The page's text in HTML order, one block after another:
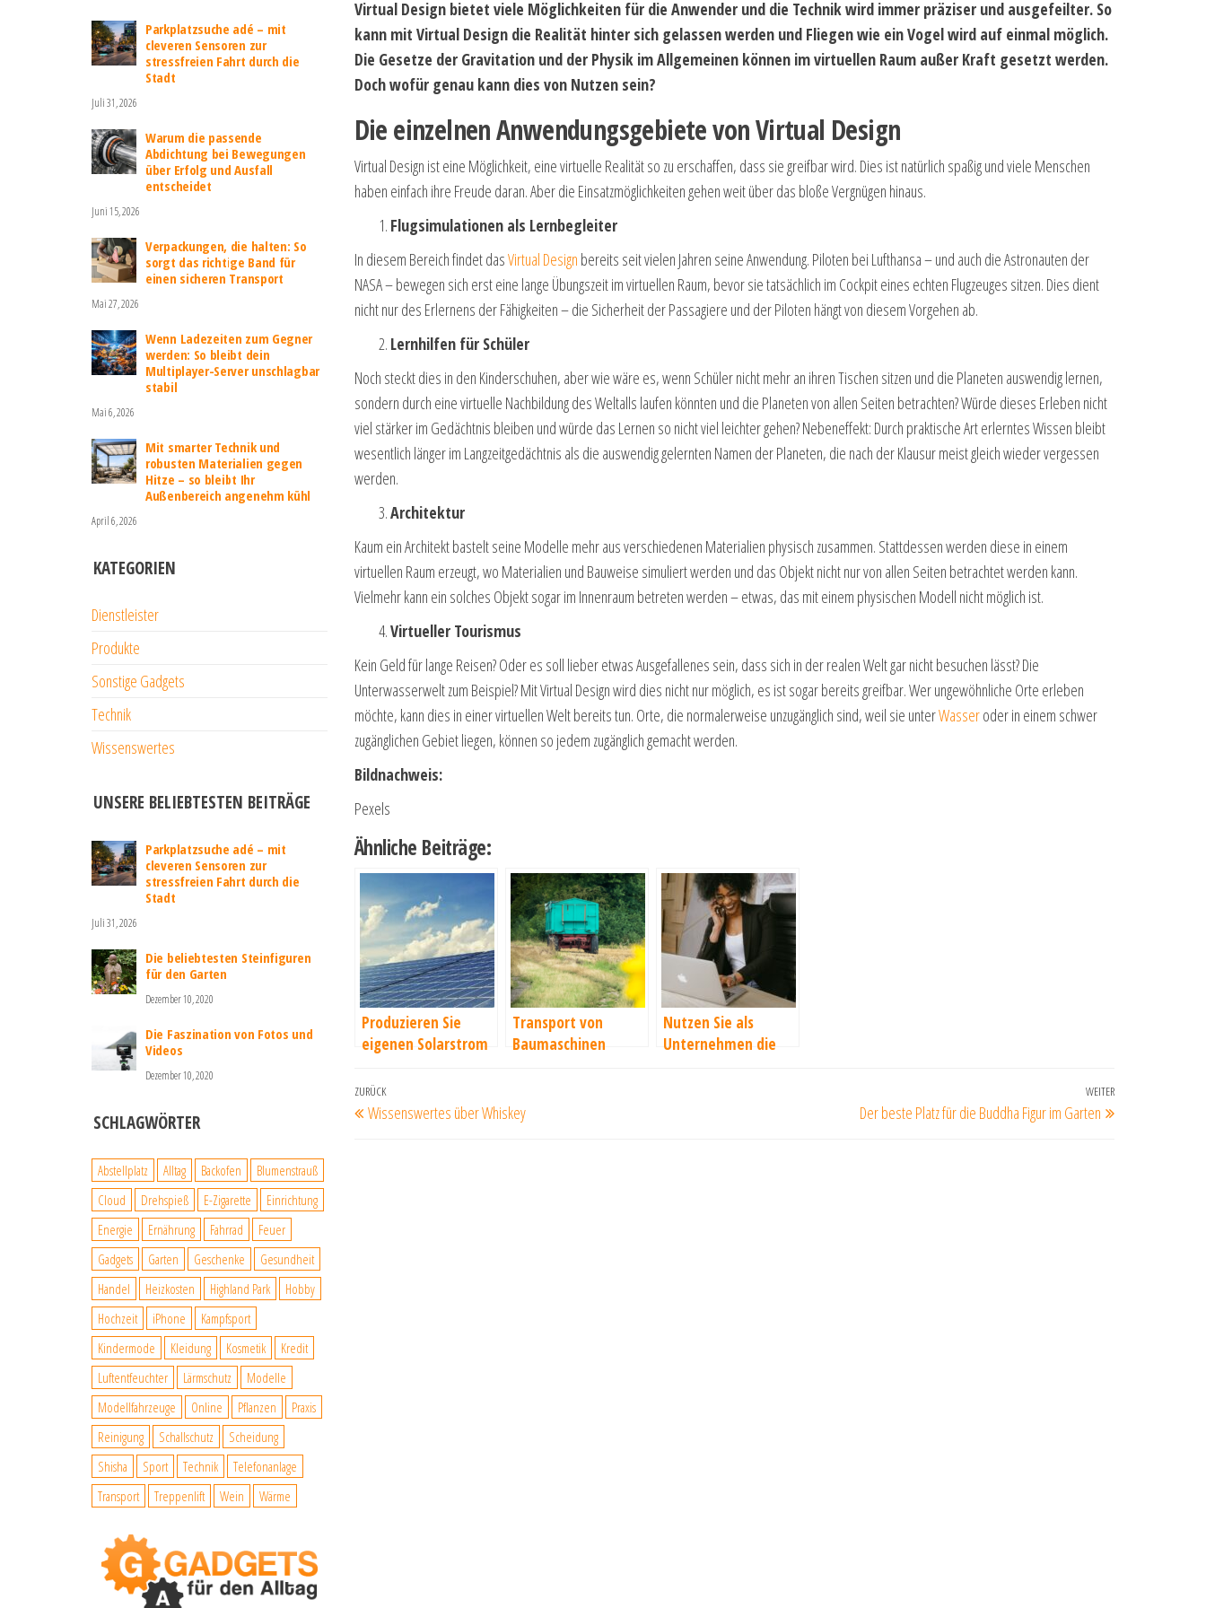
Virtual Design bietet viele Möglichkeiten für die Anwender und die Technik wird immer präziser und ausgefeilter. So
kann mit Virtual Design die Realität hinter sich gelassen werden und Fliegen wie ein Vogel wird auf einmal möglich.
Die Gesetze der Gravitation und der Physik im Allgemeinen können im virtuellen Raum außer Kraft gesetzt werden.
Doch wofür genau kann dies von Nutzen sein?
Die einzelnen Anwendungsgebiete von Virtual Design
Virtual Design ist eine Möglichkeit, eine virtuelle Realität so zu erschaffen, dass sie greifbar wird. Dies ist natürlich spaßig und viele Menschen
haben einfach ihre Freude daran. Aber die Einsatzmöglichkeiten gehen weit über das bloße Vergnügen hinaus.
Flugsimulationen als Lernbegleiter
In diesem Bereich findet dasVirtual Design bereits seit vielen Jahren seine Anwendung. Piloten bei Lufthansa – und auch die Astronauten der
NASA – bewegen sich erst eine lange Übungszeit im virtuellen Raum, bevor sie tatsächlich im Cockpit eines echten Flugzeuges sitzen. Dies dient
nicht nur des Erlernens der Fähigkeiten – die Sicherheit der Passagiere und der Piloten hängt von diesem Vorgehen ab.
Lernhilfen für Schüler
Noch steckt dies in den Kinderschuhen, aber wie wäre es, wenn Schüler nicht mehr an ihren Tischen sitzen und die Planeten auswendig lernen,
sondern durch eine virtuelle Nachbildung des Weltalls laufen könnten und die Planeten von allen Seiten betrachten? Würde dieses Erleben nicht
viel stärker im Gedächtnis bleiben und würde das Lernen so nicht viel leichter gehen? Nebeneffekt: Durch praktische Art erlerntes Wissen bleibt
wesentlich länger im Langzeitgedächtnis als die auswendig gelernten Namen der Planeten, die nach der Klausur meist gleich wieder vergessen
werden.
Architektur
Kaum ein Architekt bastelt seine Modelle mehr aus verschiedenen Materialien physisch zusammen. Stattdessen werden diese in einem
virtuellen Raum erzeugt, wo Materialien und Bauweise simuliert werden und das Objekt nicht nur von allen Seiten betrachtet werden kann.
Vielmehr kann ein solches Objekt sogar im Innenraum betreten werden – etwas, das mit einem physischen Modell nicht möglich ist.
Virtueller Tourismus
Kein Geld für lange Reisen? Oder es soll lieber etwas Ausgefallenes sein, dass sich in der realen Welt gar nicht besuchen lässt? Die
Unterwasserwelt zum Beispiel? Mit Virtual Design wird dies nicht nur möglich, es ist sogar bereits greifbar. Wer ungewöhnliche Orte erleben
möchte, kann dies in einer virtuellen Welt bereits tun. Orte, die normalerweise unzugänglich sind, weil sie unterWasseroder in einem schwer
zugänglichen Gebiet liegen, können so jedem zugänglich gemacht werden.
Bildnachweis:
Pexels
Ähnliche Beiträge:
Produzieren Sie
eigenen Solarstrom
Photovoltaikanlage
Transport von
Baumaschinen
Nutzen Sie als
Unternehmen die
Beitragsnavigation
Vorheriger
Beitrag
ZURÜCK
Wissenswertes über Whiskey
Nächster
Beitrag
WEITER
Der beste Platz für die Buddha Figur im Garten
Parkplatzsuche adé – mit
cleveren Sensoren zur
stressfreien Fahrt durch die
Stadt
Juli 31, 2026
Warum die passende
Abdichtung bei Bewegungen
über Erfolg und Ausfall
entscheidet
Juni 15, 2026
Verpackungen, die halten: So
sorgt das richtige Band für
einen sicheren Transport
Mai 27, 2026
Wenn Ladezeiten zum Gegner
werden: So bleibt dein
Multiplayer-Server unschlagbar
stabil
Mai 6, 2026
Mit smarter Technik und
robusten Materialien gegen
Hitze – so bleibt Ihr
Außenbereich angenehm kühl
April 6, 2026
KATEGORIEN
Dienstleister
Produkte
Sonstige Gadgets
Technik
Wissenswertes
UNSERE BELIEBTESTEN BEITRÄGE
Parkplatzsuche adé – mit
cleveren Sensoren zur
stressfreien Fahrt durch die
Stadt
Juli 31, 2026
Die beliebtesten Steinfiguren
für den Garten
Dezember 10, 2020
Die Faszination von Fotos und
Videos
Dezember 10, 2020
SCHLAGWÖRTER
Abstellplatz Alltag Backofen
Blumenstrauß
Cloud
Drehspieß E-Zigarette
Einrichtung
Energie
Ernährung Fahrrad
Feuer
Gadgets
Garten Geschenke
Gesundheit
Handel
Heizkosten Highland Park
Hobby
Hochzeit
iPhone
Kampfsport
Kindermode
Kleidung Kosmetik
Kredit
Luftentfeuchter
Lärmschutz
Modelle
Modellfahrzeuge
Online Pflanzen
Praxis
Reinigung
Schallschutz
Scheidung
Shisha
Sport Technik
Telefonanlage
Transport
Treppenlift Wein Wärme